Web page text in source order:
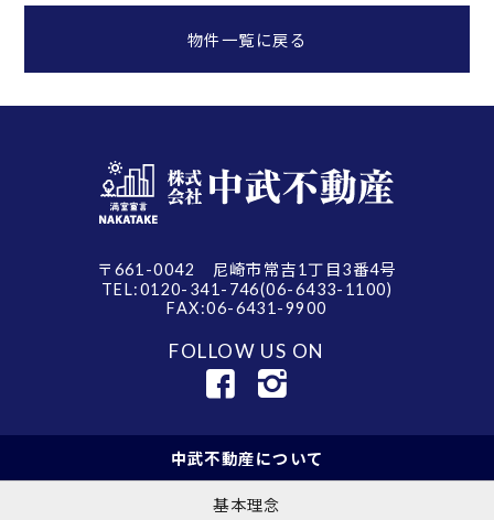
物件一覧に戻る
〒661-0042 尼崎市常吉1丁目3番4号
TEL:0120-341-746(06-6433-1100)
FAX:06-6431-9900
FOLLOW US ON
中武不動産について
基本理念